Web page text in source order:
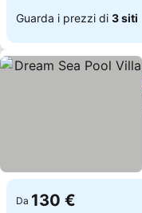
Guarda i prezzi di 3 siti
Da 130 €